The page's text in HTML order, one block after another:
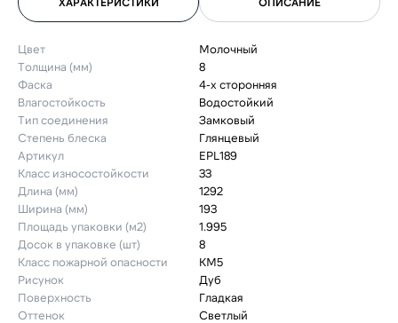
Цвет
Молочный
Толщина (мм)
8
Фаска
4-х сторонняя
Влагостойкость
Водостойкий
Тип соединения
Замковый
Степень блеска
Глянцевый
Артикул
EPL189
Класс износостойкости
33
Длина (мм)
1292
Ширина (мм)
193
Площадь упаковки (м2)
1.995
Досок в упаковке (шт)
8
Класс пожарной опасности
КМ5
Рисунок
Дуб
Поверхность
Гладкая
Оттенок
Светлый